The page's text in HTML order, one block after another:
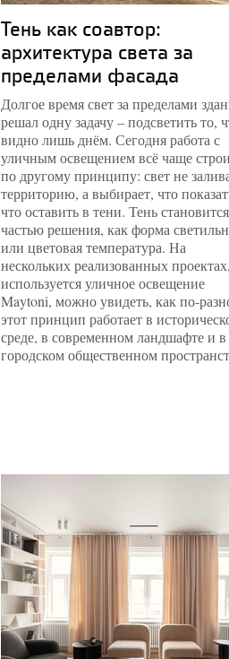
Тень как соавтор:
архитектура света за
пределами фасада
Долгое время свет за пределами
решал одну задачу – подсветить то,
видно лишь днём. Сегодня работа с
уличным освещением всё чаще
по другому принципу: свет не
территорию, а выбирает, что
что оставить в тени. Тень становится
частью решения, как форма
или цветовая температура. На
нескольких реализованных
используется уличное освещение
Maytoni, можно увидеть, как по-
этот принцип работает в
среде, в современном ландшафте и в
городском общественном